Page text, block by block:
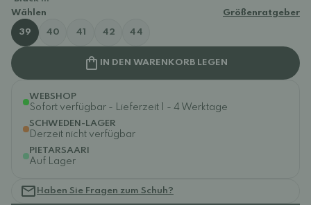
Wählen
Größenratgeber
39 40 41 42 44
IN DEN WARENKORB LEGEN
WEBSHOP
Sofort verfügbar - Lieferzeit 1 - 4 Werktage
SCHWEDEN-LAGER
Derzeit nicht verfügbar
PIETARSAARI
Auf Lager
Haben Sie Fragen zum Schuh?